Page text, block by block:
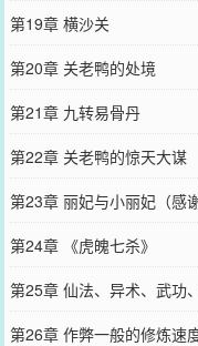
第19章 横沙关
第20章 关老鸭的处境
第21章 九转易骨丹
第22章 关老鸭的惊天大谋
第23章 丽妃与小丽妃（感
第24章 《虎魄七杀》
第25章 仙法、异术、武功
第26章 作弊一般的修炼速